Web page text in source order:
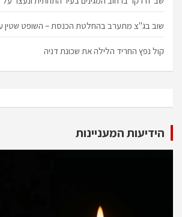
שוב בג"צ מתערב בהחלטת הכנסת – השופט שטין
קול נפץ החריד הלילה את שכונת דניה
הידיעות המעניינות